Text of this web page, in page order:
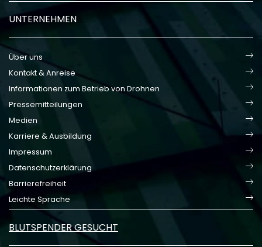
UNTERNEHMEN
Über uns
Kontakt & Anreise
Informationen zum Betrieb von Drohnen
Pressemitteilungen
Medien
Karriere & Ausbildung
Impressum
Datenschutzerklärung
Barrierefreiheit
Leichte Sprache
BLUTSPENDER GESUCHT